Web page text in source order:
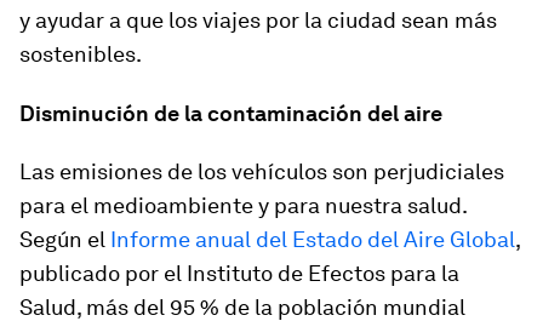
y ayudar a que los viajes por la ciudad sean más
sostenibles.
Disminución de la contaminación del aire
Las emisiones de los vehículos son perjudiciales
para el medioambiente y para nuestra salud.
Según el Informe anual del Estado del Aire Global,
publicado por el Instituto de Efectos para la
Salud, más del 95 % de la población mundial